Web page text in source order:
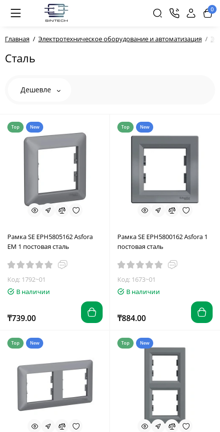
0
Главная Электротехническое оборудование и автоматизация
Сталь
Дешевле
Top New
Рамка SE EPH5805162 Asfora
EM 1 постовая сталь
Код: 1792~01
В наличии
₸739.00
Top New
Рамка SE EPH5800162 Asfora 1
постовая сталь
Код: 1673~01
В наличии
₸884.00
Top New Top New